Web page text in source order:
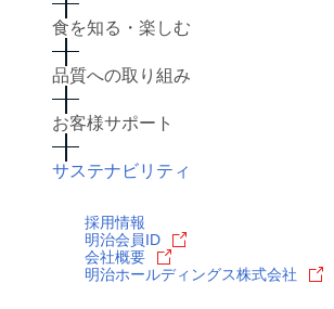
食を知る・楽しむ
品質への取り組み
お客様サポート
サステナビリティ
採用情報
明治会員ID
会社概要
明治ホールディングス株式会社